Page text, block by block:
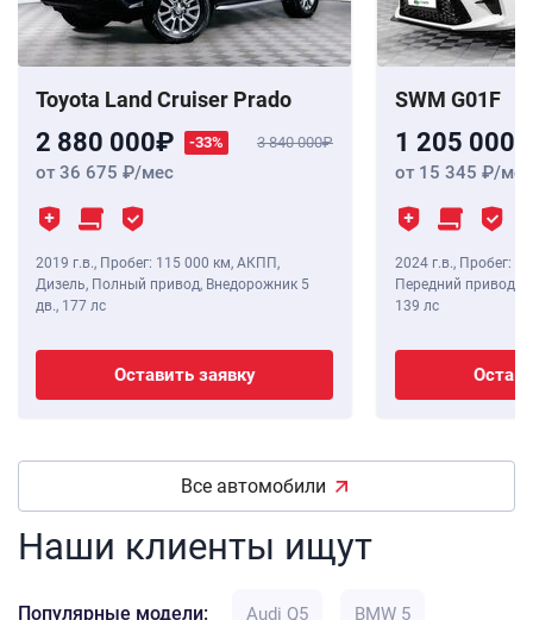
Toyota Land Cruiser Prado
2 880 000 -33% 3 840 000
от 36 675 /мес
2019 г.в., Пробег: 115 000 км, АКПП,
Дизель, Полный привод, Внедорожник 5
дв., 177 лс
Оставить заявку
SWM G01F
1 205 000
от 15 345 /мес
2024 г.в., Пробег: 8
Передний привод,
139 лс
Все автомобили
Наши клиенты ищут
Популярные модели: Audi Q5 BMW 5